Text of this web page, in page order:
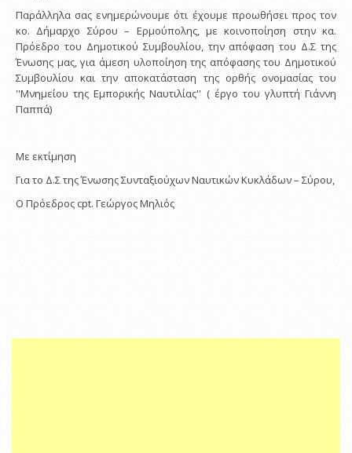
Παράλληλα σας ενημερώνουμε ότι έχουμε προωθήσει προς τον
κο. Δήμαρχο Σύρου – Ερμούπολης, με κοινοποίηση στην κα.
Πρόεδρο του Δημοτικού Συμβουλίου, την απόφαση του Δ.Σ της
Ένωσης μας, για άμεση υλοποίηση της απόφασης του Δημοτικού
Συμβουλίου και την αποκατάσταση της ορθής ονομασίας του
''Μνημείου της Εμπορικής Ναυτιλίας'' ( έργο του γλυπτή Γιάννη
Παππά)
Με εκτίμηση
Για το Δ.Σ της Ένωσης Συνταξιούχων Ναυτικών Κυκλάδων – Σύρου,
Ο Πρόεδρος cpt. Γεώργος Μηλιός